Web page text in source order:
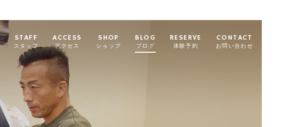
STAFF
スタッフ
ACCESS
アクセス
SHOP
ショップ
BLOG
ブログ
RESERVE
体験予約
CONTACT
お問い合わせ